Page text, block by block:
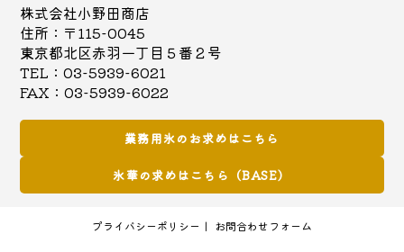
株式会社小野田商店
住所：〒115-0045
東京都北区赤羽一丁目５番２号
TEL：03-5939-6021
FAX：03-5939-6022
業務用氷のお求めはこちら
氷華の求めはこちら（BASE）
プライバシーポリシー お問合わせフォーム